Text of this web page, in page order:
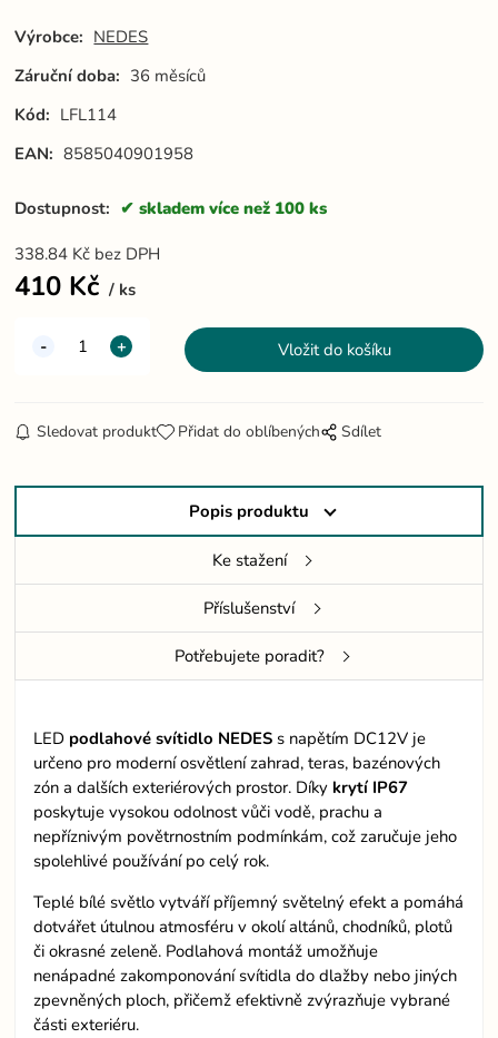
Výrobce: NEDES
Záruční doba: 36 měsíců
Kód: LFL114
EAN: 8585040901958
Dostupnost: skladem více než 100 ks
338.84 Kč bez DPH
410 Kč ks
Sledovat produkt Přidat do oblíbených Sdílet
Popis produktu
Ke stažení
Příslušenství
Potřebujete poradit?
LED podlahové svítidlo NEDES s napětím DC12V je
určeno pro moderní osvětlení zahrad, teras, bazénových
zón a dalších exteriérových prostor. Díky krytí IP67
poskytuje vysokou odolnost vůči vodě, prachu a
nepříznivým povětrnostním podmínkám, což zaručuje jeho
spolehlivé používání po celý rok.
Teplé bílé světlo vytváří příjemný světelný efekt a pomáhá
dotvářet útulnou atmosféru v okolí altánů, chodníků, plotů
či okrasné zeleně. Podlahová montáž umožňuje
nenápadné zakomponování svítidla do dlažby nebo jiných
zpevněných ploch, přičemž efektivně zvýrazňuje vybrané
části exteriéru.